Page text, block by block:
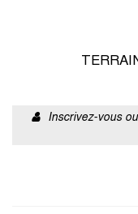
Inscrivez-vous